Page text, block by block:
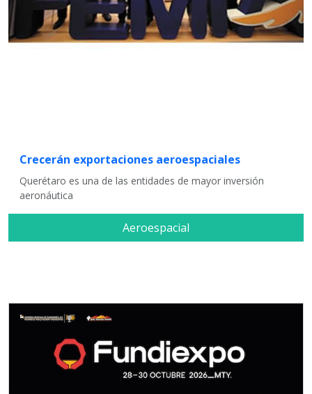
Crecerán exportaciones aeroespaciales
Querétaro es una de las entidades de mayor inversión
aeronáutica
Aeroespacial